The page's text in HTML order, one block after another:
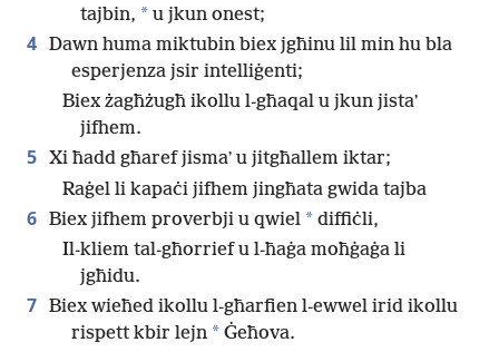
tajbin, * u jkun onest;
4 Dawn huma miktubin biex jgħinu lil min hu bla
esperjenza jsir intelliġenti;
Biex żagħżugħ ikollu l-għaqal u jkun jistaʼ
jifhem.
5 Xi ħadd għaref jismaʼ u jitgħallem iktar;
Raġel li kapaċi jifhem jingħata gwida tajba
6 Biex jifhem proverbji u qwiel * diffiċli,
Il-kliem tal-għorrief u l-ħaġa moħġaġa li
jgħidu.
7 Biex wieħed ikollu l-għarfien l-ewwel irid ikollu
rispett kbir lejn * Ġeħova.